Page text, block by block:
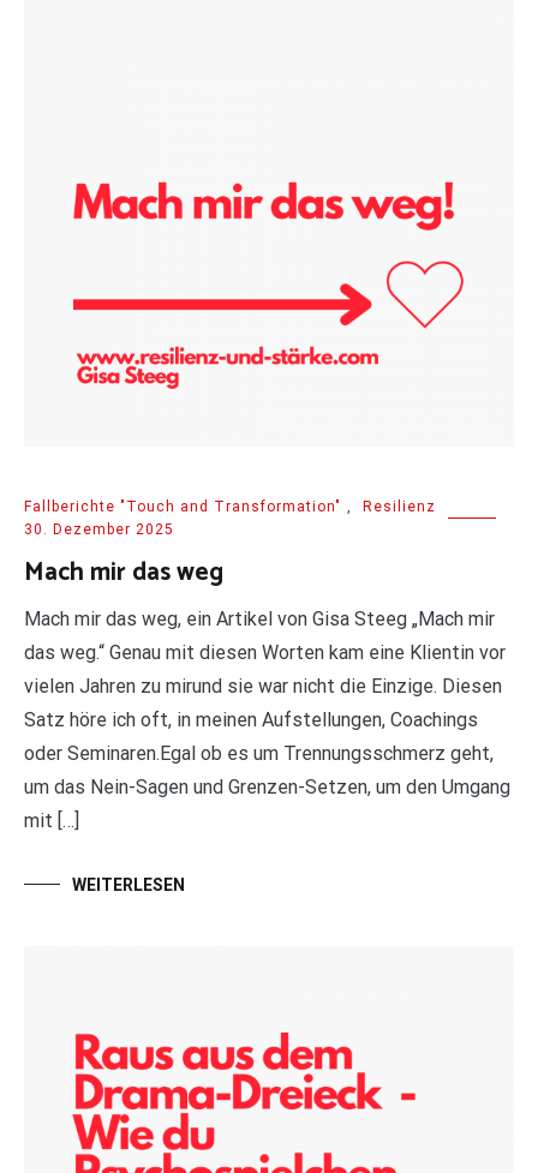
Fallberichte "Touch and Transformation" ,
Resilienz
30. Dezember 2025
Mach mir das weg
Mach mir das weg, ein Artikel von Gisa Steeg „Mach mir
das weg.“ Genau mit diesen Worten kam eine Klientin vor
vielen Jahren zu mirund sie war nicht die Einzige. Diesen
Satz höre ich oft, in meinen Aufstellungen, Coachings
oder Seminaren.Egal ob es um Trennungsschmerz geht,
um das Nein-Sagen und Grenzen-Setzen, um den Umgang
mit […]
WEITERLESEN